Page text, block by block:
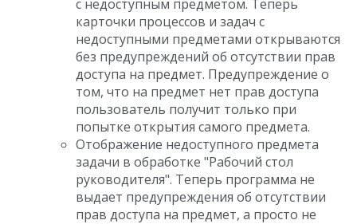
с недоступным предметом. Теперь
карточки процессов и задач с
недоступными предметами открываются
без предупреждений об отсутствии прав
доступа на предмет. Предупреждение о
том, что на предмет нет прав доступа
пользователь получит только при
попытке открытия самого предмета.
Отображение недоступного предмета
задачи в обработке "Рабочий стол
руководителя". Теперь программа не
выдает предупреждения об отсутствии
прав доступа на предмет, а просто не